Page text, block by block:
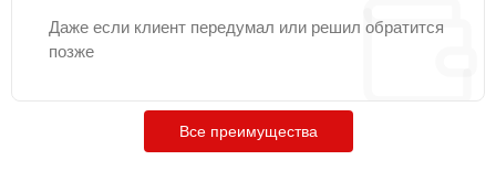
Даже если клиент передумал или решил обратится
позже
Все преимущества